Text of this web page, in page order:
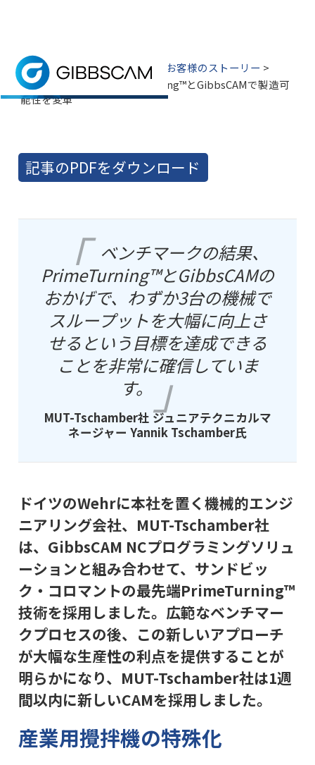
ホーム > GibbsCAMの新機能 > お客様のストーリー >
MUT-Tschamber、PrimeTurning™とGibbsCAMで製造可
能性を変革
MUT-Tschamber、PrimeTurning™と
記事のPDFをダウンロード
ベンチマークの結果、
PrimeTurning™とGibbsCAMの
おかげで、わずか3台の機械で
スループットを大幅に向上さ
せるという目標を達成できる
ことを非常に確信していま
す。
MUT-Tschamber社 ジュニアテクニカルマ
ネージャー Yannik Tschamber氏
ドイツのWehrに本社を置く機械的エンジ
ニアリング会社、MUT-Tschamber社
は、GibbsCAM NCプログラミングソリュ
ーションと組み合わせて、サンドビッ
ク・コロマントの最先端PrimeTurning™
技術を採用しました。広範なベンチマー
クプロセスの後、この新しいアプローチ
が大幅な生産性の利点を提供することが
明らかになり、MUT-Tschamber社は1週
間以内に新しいCAMを採用しました。
産業用攪拌機の特殊化